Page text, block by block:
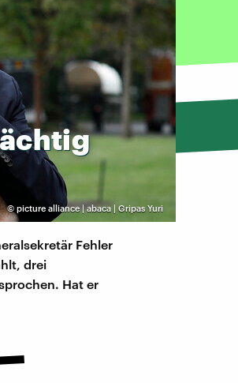
© picture alliance | abaca | Gripas Yuri
Fehler
drei
Hat er